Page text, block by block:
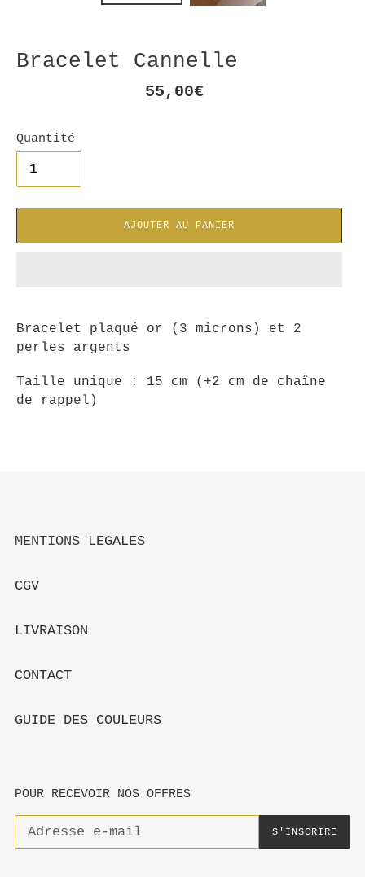
Bracelet Cannelle
Prix
55,00€
Quantité
AJOUTER AU PANIER
d'un
produit
votre
panier
Bracelet plaqué or (3 microns) et 2
perles argents
Taille unique : 15 cm (+2 cm de chaîne
de rappel)
MENTIONS LEGALES
CGV
LIVRAISON
CONTACT
GUIDE DES COULEURS
POUR RECEVOIR NOS OFFRES
S'INSCRIRE